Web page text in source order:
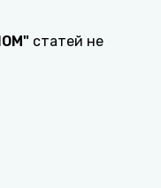
"статей не